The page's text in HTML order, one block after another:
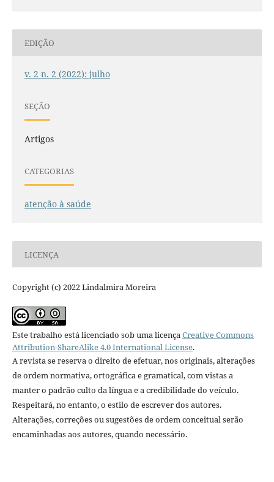
EDIÇÃO
v. 2 n. 2 (2022): julho
SEÇÃO
Artigos
CATEGORIAS
atenção à saúde
LICENÇA
Copyright (c) 2022 Lindalmira Moreira
Este trabalho está licenciado sob uma licençaCreative Commons
Attribution-ShareAlike 4.0 International License.
A revista se reserva o direito de efetuar, nos originais, alterações
de ordem normativa, ortográfica e gramatical, com vistas a
manter o padrão culto da língua e a credibilidade do veículo.
Respeitará, no entanto, o estilo de escrever dos autores.
Alterações, correções ou sugestões de ordem conceitual serão
encaminhadas aos autores, quando necessário.